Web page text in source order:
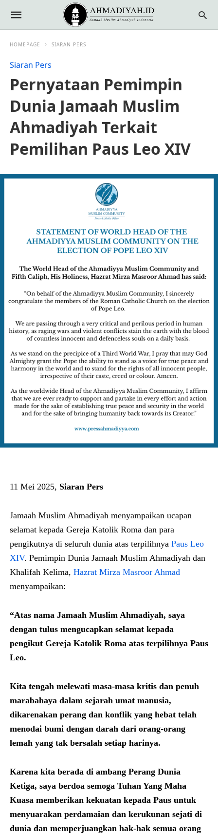
HOMEPAGE SIARAN PERS
Siaran Pers
Pernyataan Pemimpin
Dunia Jamaah Muslim
Ahmadiyah Terkait
Pemilihan Paus Leo XIV
11 Mei 2025, Siaran Pers
Jamaah Muslim Ahmadiyah menyampaikan ucapan
selamat kepada Gereja Katolik Roma dan para
pengikutnya di seluruh dunia atas terpilihnya Paus Leo
XIV. Pemimpin Dunia Jamaah Muslim Ahmadiyah dan
Khalifah Kelima, Hazrat Mirza Masroor Ahmad
menyampaikan:
“Atas nama Jamaah Muslim Ahmadiyah, saya
dengan tulus mengucapkan selamat kepada
pengikut Gereja Katolik Roma atas terpilihnya Paus
Leo.
Kita tengah melewati masa-masa kritis dan penuh
marabahaya dalam sejarah umat manusia,
dikarenakan perang dan konflik yang hebat telah
menodai bumi dengan darah dari orang-orang
lemah yang tak bersalah setiap harinya.
Karena kita berada di ambang Perang Dunia
Ketiga, saya berdoa semoga Tuhan Yang Maha
Kuasa memberikan kekuatan kepada Paus untuk
menyuarakan perdamaian dan kerukunan sejati di
dunia dan memperjuangkan hak-hak semua orang